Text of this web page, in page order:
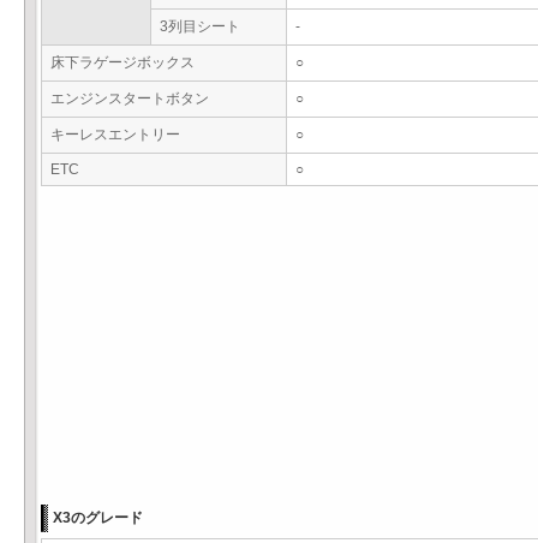
3列目シート -
床下ラゲージボックス ○
エンジンスタートボタン ○
キーレスエントリー ○
ETC ○
X3のグレード